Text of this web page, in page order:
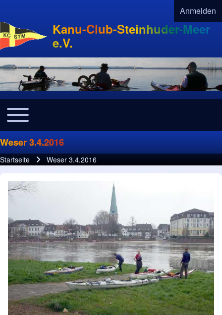
User
Anmelden
Kanu-Club-Steinhuder-Meer
e.V.
Navigation
Toggle main menu
Weser 3.4.2016
Pfadnavigation
Startseite Weser 3.4.2016